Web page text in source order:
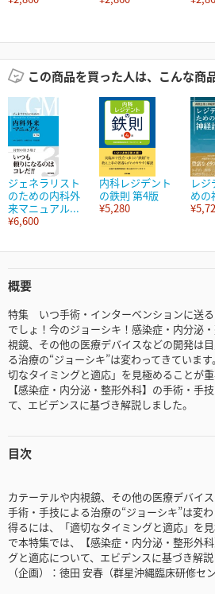
この商品を買った人は、こんな商
ジェネラリスト
のための内科外
来マニュアル...
¥6,600
内科レジデント
の鉄則 第4版
¥5,280
レ
めの
概要
特集 いつ手術・インターベンションに送
でしょ！今のジョーシキ！感染症・内分泌
視鏡、その他の医療デバイスなどの開発は
る治療の“ジョーシキ”は変わってきていま
切なタイミングと適応」を見極めることが重
【感染症・内分泌・整形外科】の手術・手
て、エビデンスに基づき解説しました。
目次
カテーテルや内視鏡、その他の医療デバイ
手術・手技による治療の“ジョーシキ”は変
得るには、「適切なタイミングと適応」を
で本特集では、【感染症・内分泌・整形外
グと適応について、エビデンスに基づき解説
（企画）：徳田 安春（群星沖縄臨床研修セン